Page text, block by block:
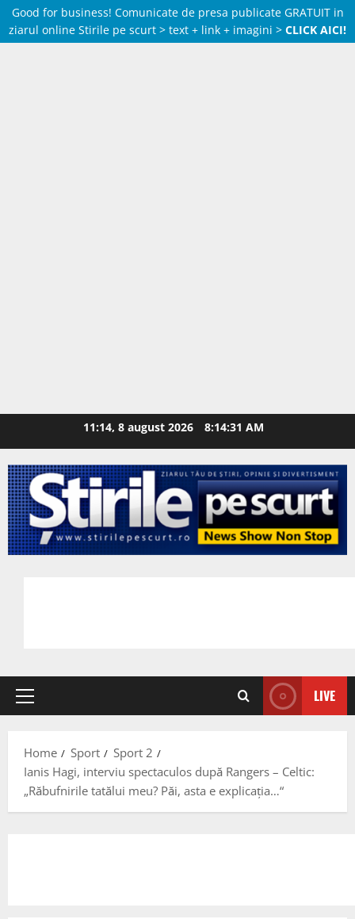
Good for business! Comunicate de presa publicate GRATUIT in
ziarul online Stirile pe scurt > text + link + imagini > CLICK AICI!
11:14, 8 august 2026 8:14:32 AM
Primary
LIVE
Home Sport
Sport 2
Ianis Hagi, interviu spectaculos după Rangers – Celtic:
„Răbufnirile tatălui meu? Păi, asta e explicația…“